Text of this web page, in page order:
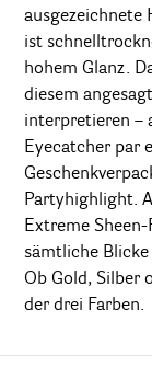
ist
hohem Glanz.
diesem
interpretieren –
Eyecatcher par
Partyhighlight.
Extreme
sämtliche Blicke
Ob Gold, Silber
der drei Farben.